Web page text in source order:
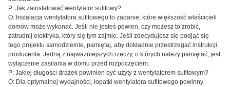
P: Jak zainstalować wentylator sufitowy?
O: Instalacja wentylatora sufitowego to zadanie, które większość właścicieli
domów może wykonać. Jeśli nie jesteś pewien, czy możesz to zrobić,
zatrudnij elektryka, który się tym zajmie. Jeśli zdecydujesz się podjąć się
tego projektu samodzielnie, pamiętaj, aby dokładnie przestrzegać instrukcji
producenta. Jedną z najważniejszych rzeczy, o których należy pamiętać, jest
wyłączenie zasilania w domu przed rozpoczęciem.
P: Jakiej długości drążek powinien być użyty z wentylatorem sufitowym?
O: Dla optymalnej wydajności, łopatki wentylatora sufitowego powinny